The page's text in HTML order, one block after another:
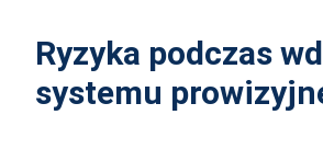
Ryzyka podczas
systemu